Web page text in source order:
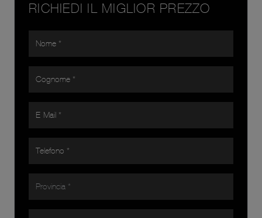
RICHIEDI IL MIGLIOR PREZZO